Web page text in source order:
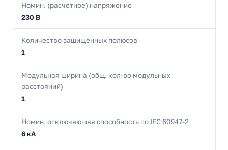
Номин. (расчетное) напряжение
230 В
Количество защищенных полюсов
1
Модульная ширина (общ. кол-во модульных
расстояний)
1
Номин. отключающая способность по IEC 60947-2
6 кА